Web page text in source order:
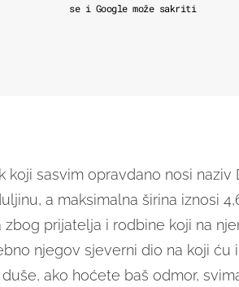
se i Google može sakriti
koji sasvim opravdano nosi naziv
a maksimalna širina iznosi
zbog prijatelja i rodbine koji na
njegov sjeverni dio na koji ću
ako hoćete baš odmor,